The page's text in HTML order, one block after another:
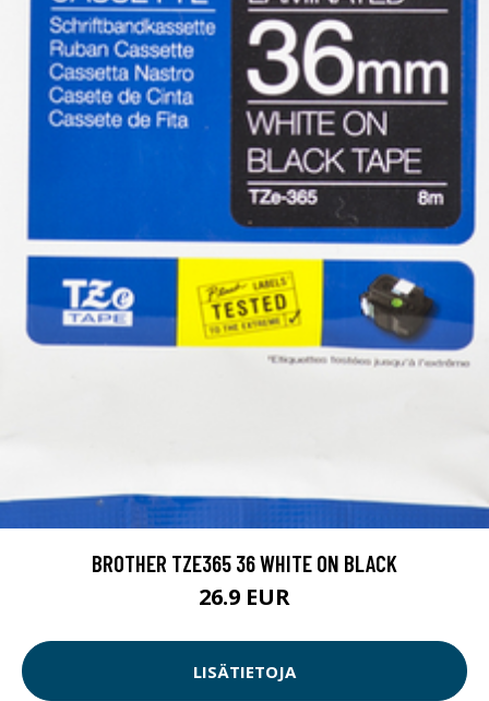
BROTHER TZE365 36 WHITE ON BLACK
26.9 EUR
LISÄTIETOJA